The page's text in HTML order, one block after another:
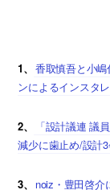
1、 香取慎吾と小
ンによるインスタ
2、
「設計議連 議
減少に歯止め/設計
3、 noiz・豊田啓介